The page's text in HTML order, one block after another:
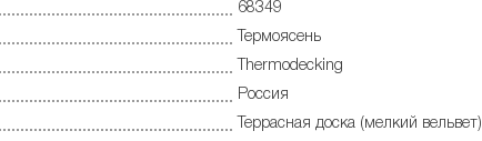
68349
Термоясень
Thermodecking
Россия
Террасная доска (мелкий вельвет)